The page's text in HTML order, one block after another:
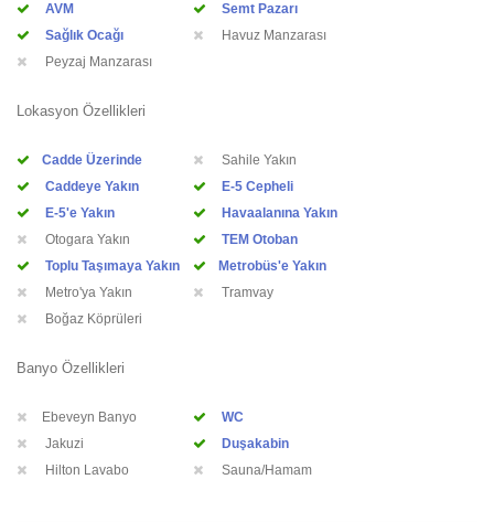
AVM
Semt Pazarı
Sağlık Ocağı
Havuz Manzarası
Peyzaj Manzarası
Lokasyon Özellikleri
Cadde Üzerinde
Sahile Yakın
Caddeye Yakın
E-5 Cepheli
E-5'e Yakın
Havaalanına Yakın
Otogara Yakın
TEM Otoban
Toplu Taşımaya Yakın
Metrobüs'e Yakın
Metro'ya Yakın
Tramvay
Boğaz Köprüleri
Banyo Özellikleri
Ebeveyn Banyo
WC
Jakuzi
Duşakabin
Hilton Lavabo
Sauna/Hamam